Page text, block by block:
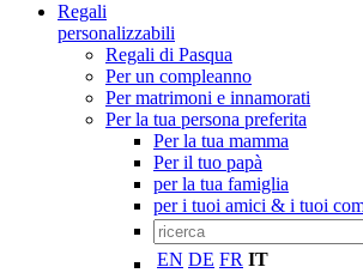
Regali
personalizzabili
Regali di Pasqua
Per un compleanno
Per matrimoni e innamorati
Per la tua persona preferita
Per la tua mamma
Per il tuo papà
per la tua famiglia
per i tuoi amici & i tuoi
EN DE FR IT